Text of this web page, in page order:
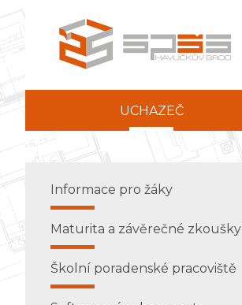
UCHAZEČ
Informace pro žáky
Maturita a závěrečné zkoušky
Školní poradenské pracoviště